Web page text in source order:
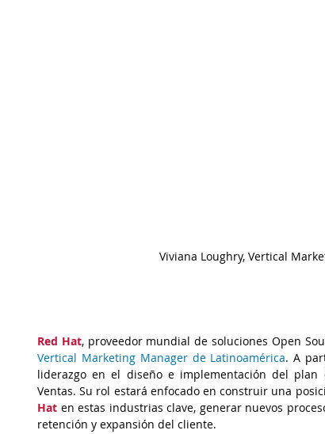
Viviana Loughry, Vertical
Red Hat, proveedor mundial de soluciones Open
Vertical Marketing Manager de Latinoamérica. A
liderazgo en el diseño e implementación del
Ventas. Su rol estará enfocado en construir una
Hat en estas industrias clave, generar nuevos
retención y expansión del cliente.